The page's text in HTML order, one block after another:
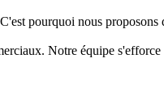
pourquoi nous proposons
Notre équipe